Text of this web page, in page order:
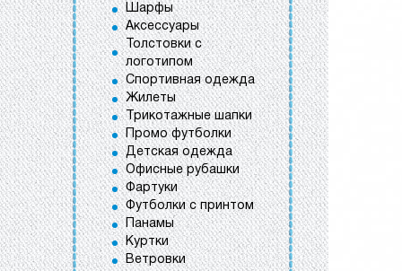
Шарфы
Аксессуары
Толстовки с
логотипом
Спортивная одежда
Жилеты
Трикотажные шапки
Промо футболки
Детская одежда
Офисные рубашки
Фартуки
Футболки с принтом
Панамы
Куртки
Ветровки